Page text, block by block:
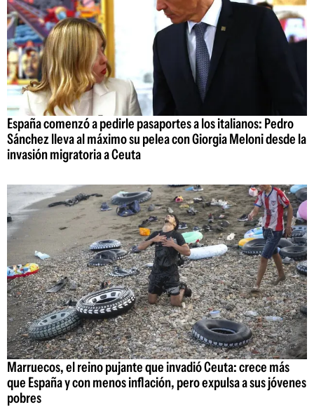
España comenzó a pedirle pasaportes a los italianos: Pedro
Sánchez lleva al máximo su pelea con Giorgia Meloni desde la
invasión migratoria a Ceuta
Marruecos, el reino pujante que invadió Ceuta: crece más
que España y con menos inflación, pero expulsa a sus jóvenes
pobres